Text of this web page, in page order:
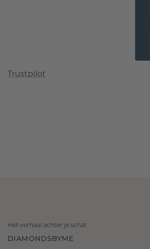
Trustpilot
Het verhaal achter je schat
DIAMONDSBYME